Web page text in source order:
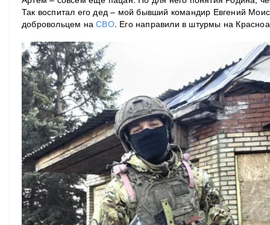
Так воспитал его дед – мой бывший командир Евгений
добровольцем наСВО. Его направили в штурмы на